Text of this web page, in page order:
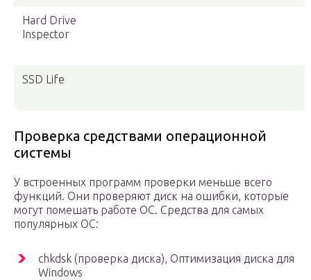
Hard Drive
Inspector
SSD Life
Проверка средствами операционной
системы
У встроенных программ проверки меньше всего
функций. Они проверяют диск на ошибки, которые
могут помешать работе ОС. Средства для самых
популярных ОС:
chkdsk (проверка диска), Оптимизация диска для
Windows